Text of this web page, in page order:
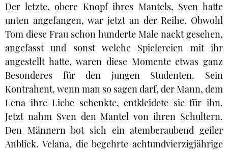
Der letzte, obere Knopf ihres Mantels, Sven hatte
unten angefangen, war jetzt an der Reihe. Obwohl
Tom diese Frau schon hunderte Male nackt gesehen,
angefasst und sonst welche Spielereien mit ihr
angestellt hatte, waren diese Momente etwas ganz
Besonderes für den jungen Studenten. Sein
Kontrahent, wenn man so sagen darf, der Mann, dem
Lena ihre Liebe schenkte, entkleidete sie für ihn.
Jetzt nahm Sven den Mantel von ihren Schultern.
Den Männern bot sich ein atemberaubend geiler
Anblick. Velana, die begehrte achtundvierzigjährige